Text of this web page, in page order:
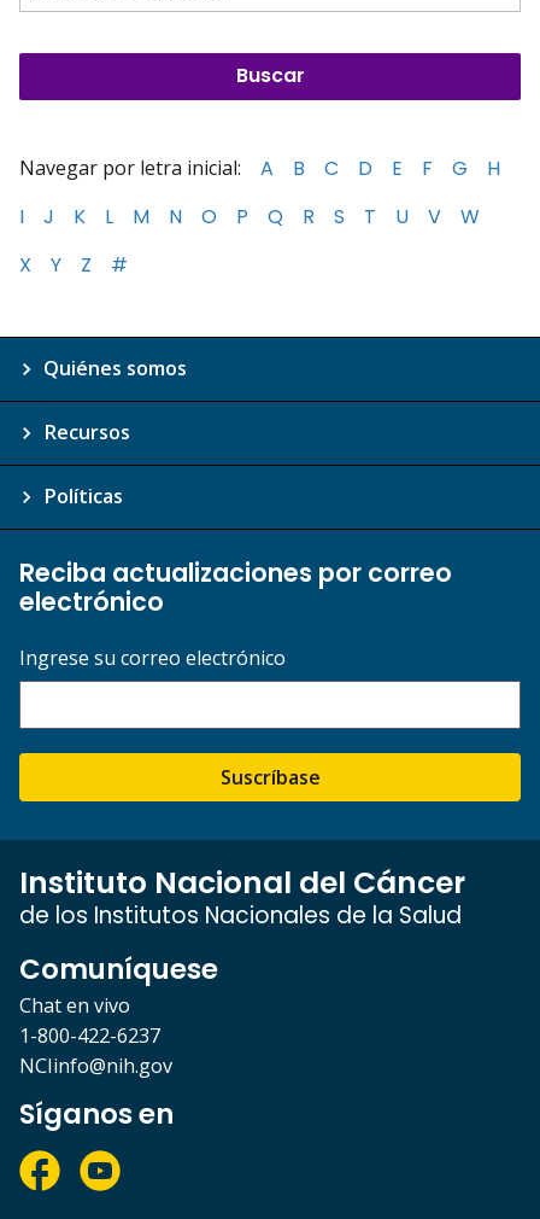
Navegar por letra inicial: A B C D E F G
H
I
J K L M N O P Q R S T U V
W
X
Y Z #
Quiénes somos
Recursos
Políticas
Reciba actualizaciones por correo
electrónico
Ingrese su correo electrónico
Suscríbase
Instituto Nacional del Cáncer
de los Institutos Nacionales de la Salud
Comuníquese
Chat en vivo
1-800-422-6237
NCIinfo@nih.gov
Síganos en